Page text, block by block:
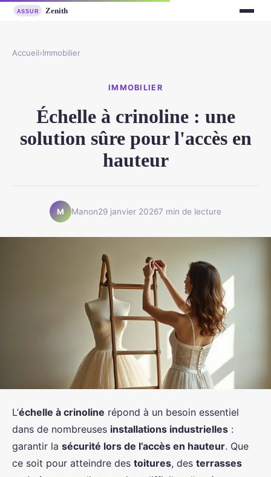
Accueil›Immobilier
IMMOBILIER
Échelle à crinoline : une
solution sûre pour l'accès en
hauteur
M Manon29 janvier 20267 min de lecture
L’échelle à crinoline répond à un besoin essentiel
dans de nombreuses installations industrielles :
garantir la sécurité lors de l’accès en hauteur. Que
ce soit pour atteindre des toitures, des terrasses